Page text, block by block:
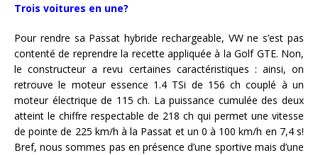
Trois voitures en une?
Pour rendre sa Passat hybride rechargeable, VW ne s’est pas
contenté de reprendre la recette appliquée à la Golf GTE. Non,
le constructeur a revu certaines caractéristiques : ainsi, on
retrouve le moteur essence 1.4 TSi de 156 ch couplé à un
moteur électrique de 115 ch. La puissance cumulée des deux
atteint le chiffre respectable de 218 ch qui permet une vitesse
de pointe de 225 km/h à la Passat et un 0 à 100 km/h en 7,4 s!
Bref, nous sommes pas en présence d’une sportive mais d’une